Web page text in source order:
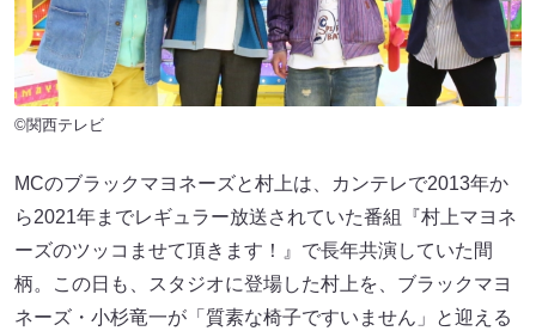
©関西テレビ
MCのブラックマヨネーズと村上は、カンテレで2013年か
ら2021年までレギュラー放送されていた番組『村上マヨネ
ーズのツッコませて頂きます！』で長年共演していた間
柄。この日も、スタジオに登場した村上を、ブラックマヨ
ネーズ・小杉竜一が「質素な椅子ですいません」と迎える